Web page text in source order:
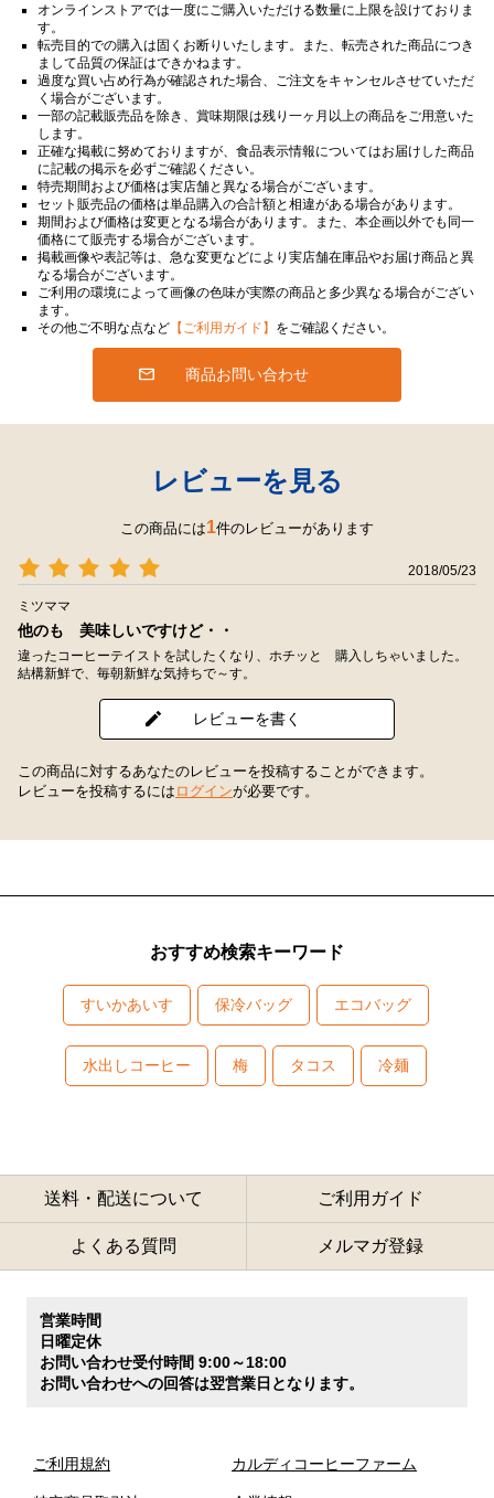
オンラインストアでは一度にご購入いただける数量に上限を設けておりま
す。
転売目的での購入は固くお断りいたします。また、転売された商品につき
まして品質の保証はできかねます。
過度な買い占め行為が確認された場合、ご注文をキャンセルさせていただ
く場合がございます。
一部の記載販売品を除き、賞味期限は残り一ヶ月以上の商品をご用意いた
します。
正確な掲載に努めておりますが、食品表示情報についてはお届けした商品
に記載の掲示を必ずご確認ください。
特売期間および価格は実店舗と異なる場合がございます。
セット販売品の価格は単品購入の合計額と相違がある場合があります。
期間および価格は変更となる場合があります。また、本企画以外でも同一
価格にて販売する場合がございます。
掲載画像や表記等は、急な変更などにより実店舗在庫品やお届け商品と異
なる場合がございます。
ご利用の環境によって画像の色味が実際の商品と多少異なる場合がござい
ます。
その他ご不明な点など 【ご利用ガイド】 をご確認ください。
商品お問い合わせ
レビューを見る
この商品には1件のレビューがあります
2018/05/23
ミツママ
他のも 美味しいですけど・・
違ったコーヒーテイストを試したくなり、ホチッと 購入しちゃいました。
結構新鮮で、毎朝新鮮な気持ちで～す。
レビューを書く
この商品に対するあなたのレビューを投稿することができます。
レビューを投稿するには ログインが必要です。
おすすめ検索キーワード
すいかあいす 保冷バッグ エコバッグ
水出しコーヒー 梅 タコス 冷麺
送料・配送について ご利用ガイド
よくある質問 メルマガ登録
営業時間
日曜定休
お問い合わせ受付時間 9:00～18:00
お問い合わせへの回答は翌営業日となります。
ご利用規約 カルディコーヒーファーム